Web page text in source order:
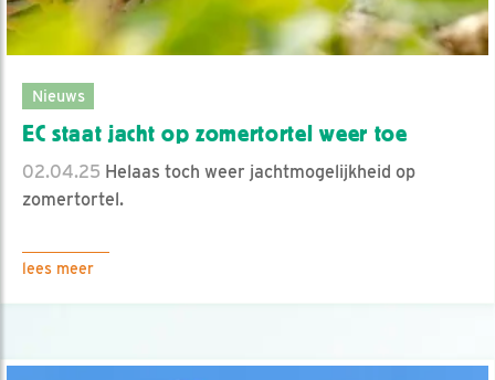
Nieuws
EC staat jacht op zomertortel weer toe
02.04.25 Helaas toch weer jachtmogelijkheid op
zomertortel.
lees meer